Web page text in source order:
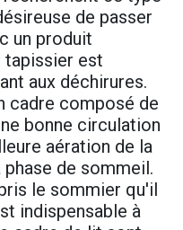
de passer
un produit
tapissier est
aux déchirures.
cadre composé de
bonne circulation
aération de la
de sommeil.
le sommier qu'il
indispensable à